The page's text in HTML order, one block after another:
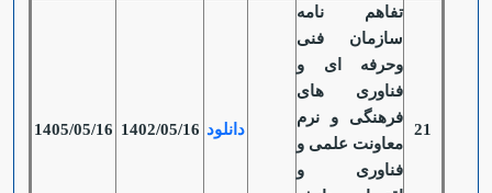
21
تفاهم نامه
سازمان فنی
وحرفه ای و
فناوری های
فرهنگی و نرم
معاونت علمی و
فناوری و
دانلود 1402/05/16
1405/05/16